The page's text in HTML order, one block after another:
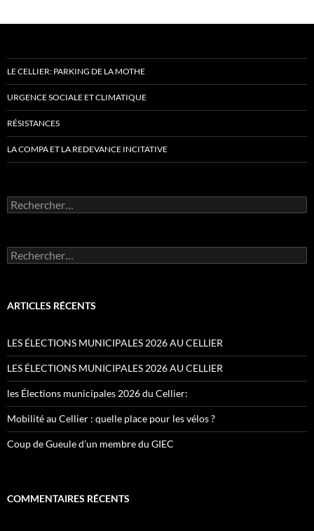
LE CELLIER: PARKING DE LA MOTHE
URGENCE SOCIALE ET CLIMATIQUE
RÉSISTANCES
LA COMPA ET LA REDEVANCE INCITATIVE
Rechercher :
Rechercher :
ARTICLES RÉCENTS
LES ÉLECTIONS MUNICIPALES 2026 AU CELLIER
LES ÉLECTIONS MUNICIPALES 2026 AU CELLIER
les Élections municipales 2026 du Cellier:
Mobilité au Cellier : quelle place pour les vélos ?
Coup de Gueule d’un membre du GIEC
COMMENTAIRES RÉCENTS